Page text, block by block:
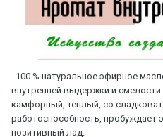
100 % натуральное эфирное
внутренней выдержки и
камфорный, теплый, со
работоспособность, пробуждает
позитивный лад.